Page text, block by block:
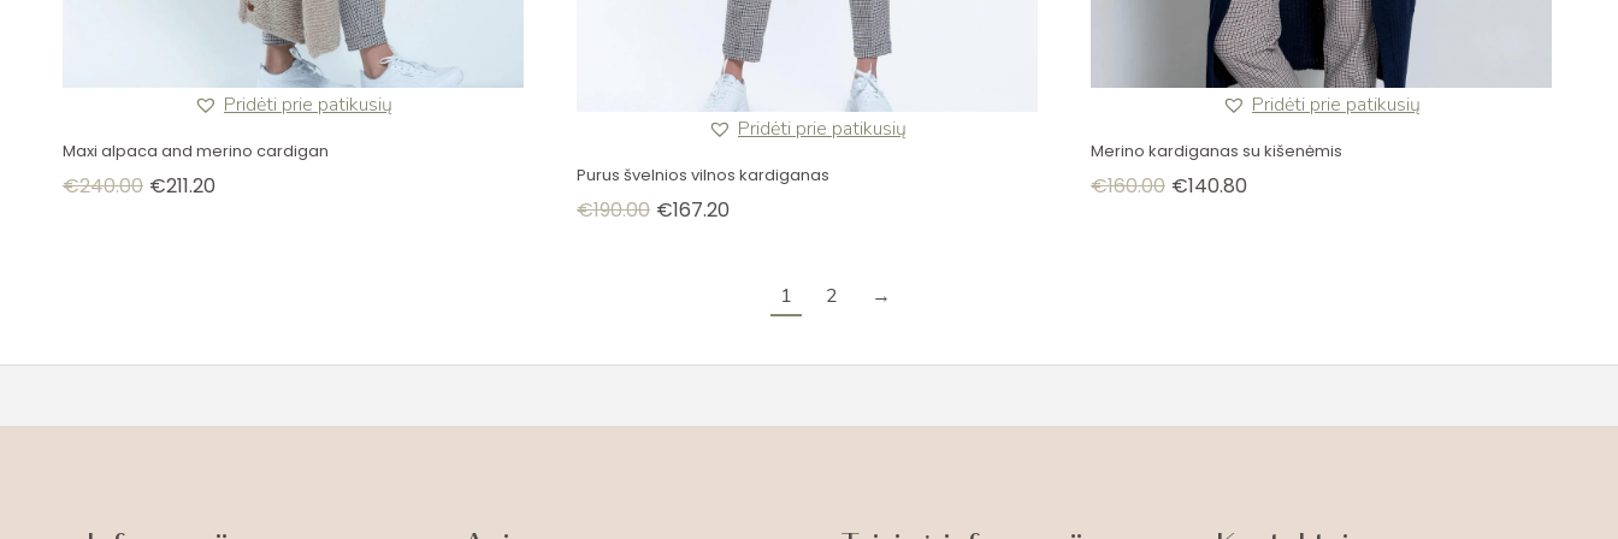
Pridėti prie patikusių
Maxi alpaca and merino cardigan
€240.00 €211.20
Pridėti prie patikusių
Merino kardiganas su kišenėmis
€160.00 €140.80
Pridėti prie patikusių
Purus švelnios vilnos kardiganas
€190.00 €167.20
1 2 →